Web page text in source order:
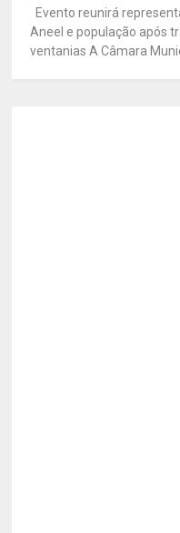
Evento reunirá
Aneel e população após
ventanias A Câmara